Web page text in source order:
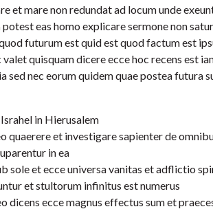
et mare non redundat ad locum unde
eas homo explicare sermone non
futurum est quid est quod factum est
quisquam dicere ecce hoc recens est
sed nec eorum quidem quae postea
in Hierusalem
quaerere et investigare sapienter de
in ea
sole et ecce universa vanitas et adflictio
et stultorum infinitus est numerus
dicens ecce magnus effectus sum et